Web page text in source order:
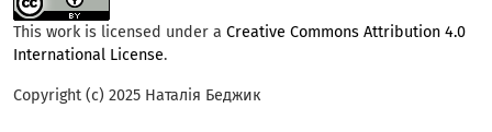
This work is licensed under a Creative Commons Attribution 4.0
International License.
Copyright (c) 2025 Наталія Беджик